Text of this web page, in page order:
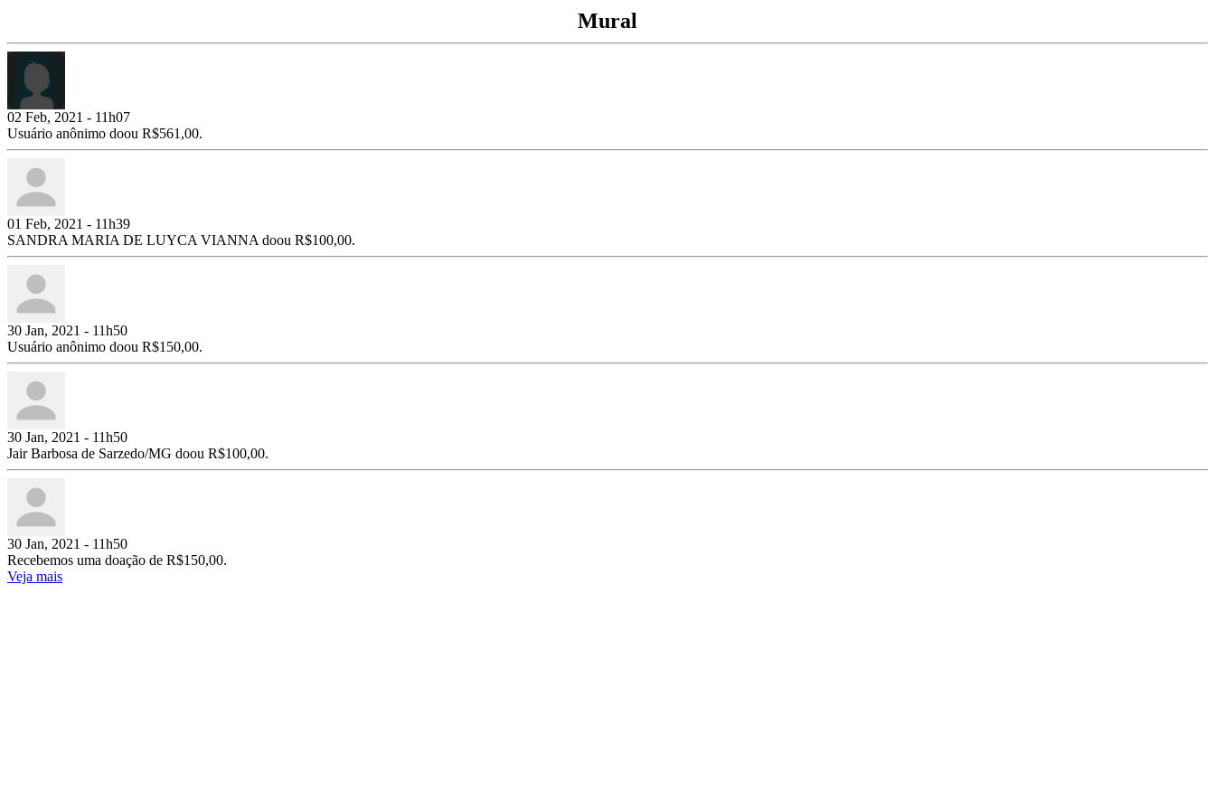
Mural
02 Feb, 2021 - 11h07
Usuário anônimo doou R$561,00.
01 Feb, 2021 - 11h39
SANDRA MARIA DE LUYCA VIANNA doou R$100,00.
30 Jan, 2021 - 11h50
Usuário anônimo doou R$150,00.
30 Jan, 2021 - 11h50
Jair Barbosa de Sarzedo/MG doou R$100,00.
30 Jan, 2021 - 11h50
Recebemos uma doação de R$150,00.
Veja mais